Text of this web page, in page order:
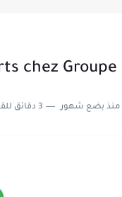
منذ بضع شهور 3 دقائق للقراءة